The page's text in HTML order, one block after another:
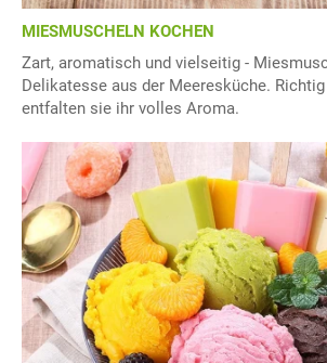
MIESMUSCHELN KOCHEN
Zart, aromatisch und vielseitig -
Delikatesse aus der Meeresküche.
entfalten sie ihr volles Aroma.